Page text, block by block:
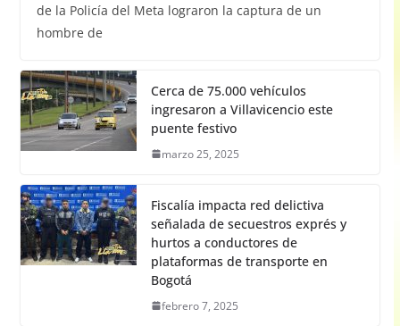
de la Policía del Meta lograron la captura de un
hombre de
Cerca de 75.000 vehículos
ingresaron a Villavicencio este
puente festivo
marzo 25, 2025
Fiscalía impacta red delictiva
señalada de secuestros exprés y
hurtos a conductores de
plataformas de transporte en
Bogotá
febrero 7, 2025